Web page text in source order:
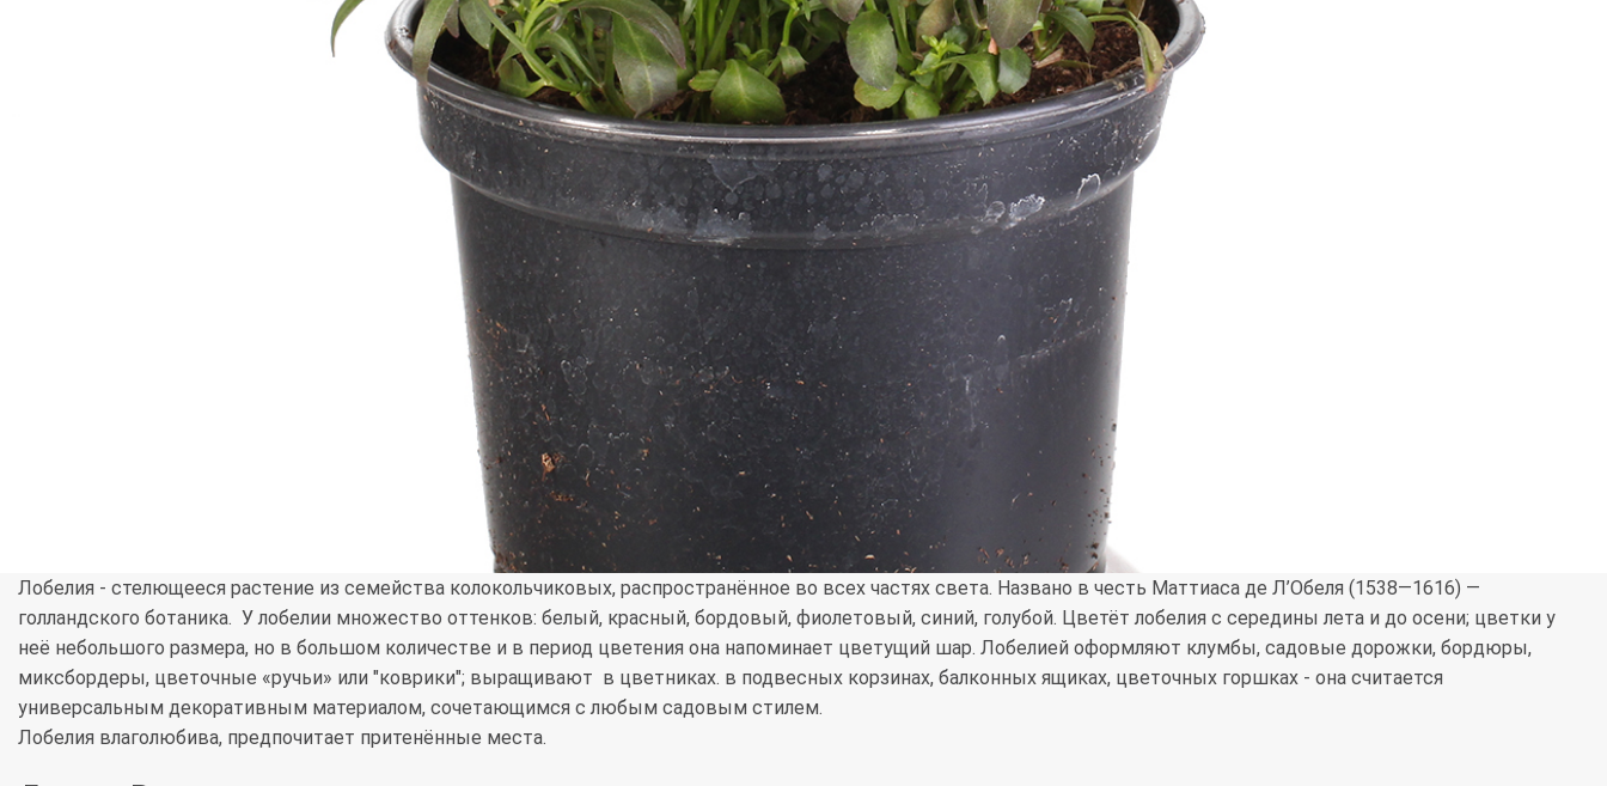
Лобелия - стелющееся растение из семейства колокольчиковых, распространённое во всех частях света. Названо в честь Маттиаса де Л’Обеля (1538—1616) —
голландского ботаника. У лобелии множество оттенков: белый, красный, бордовый, фиолетовый, синий, голубой. Цветёт лобелия с середины лета и до осени; цветки у
неё небольшого размера, но в большом количестве и в период цветения она напоминает цветущий шар. Лобелией оформляют клумбы, садовые дорожки, бордюры,
миксбордеры, цветочные «ручьи» или "коврики"; выращивают в цветниках. в подвесных корзинах, балконных ящиках, цветочных горшках - она считается
универсальным декоративным материалом, сочетающимся с любым садовым стилем.
Лобелия влаголюбива, предпочитает притенённые места.